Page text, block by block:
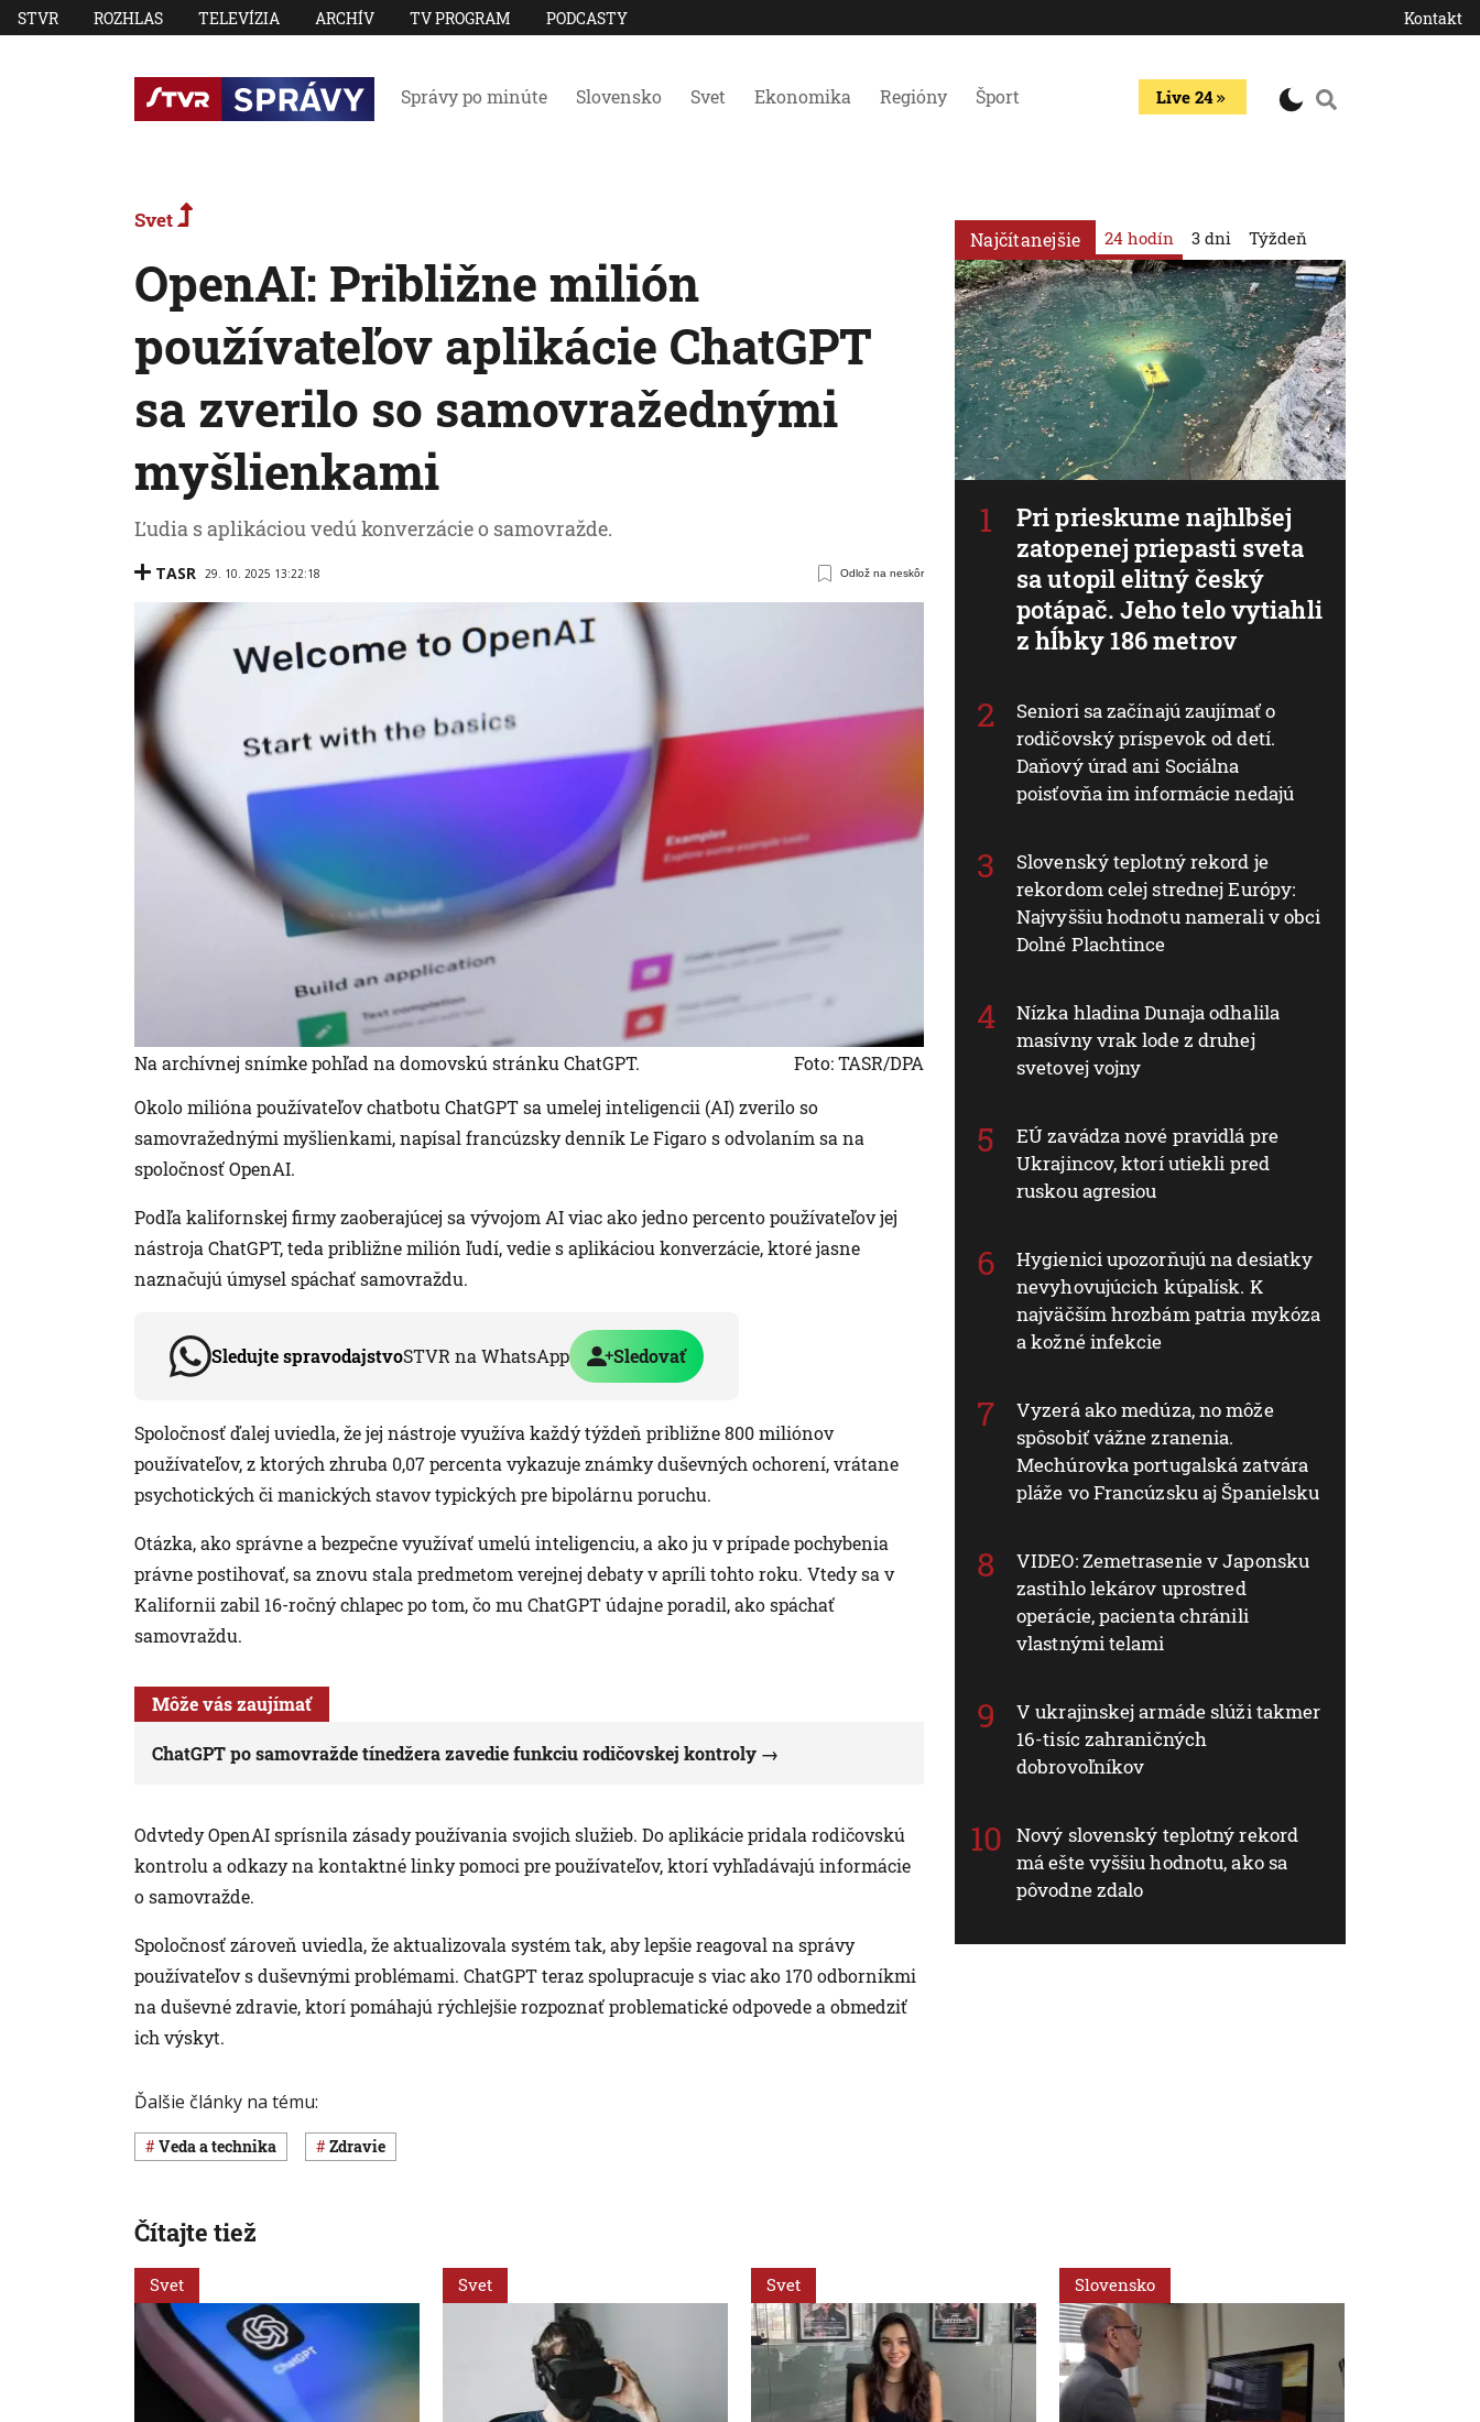
STVR ROZHLAS TELEVÍZIA ARCHÍV TV PROGRAM PODCASTY Kontakt
Správy po minúte Slovensko Svet Ekonomika Regióny Šport Live 24
Svet
OpenAI: Približne milión
používateľov aplikácie ChatGPT
sa zverilo so samovražednými
myšlienkami
Ľudia s aplikáciou vedú konverzácie o samovražde.
TASR 29. 10. 2025 13:22:18 Odlož na neskôr
Na archívnej snímke pohľad na domovskú stránku ChatGPT.
Foto: TASR/DPA
Okolo milióna používateľov chatbotu ChatGPT sa umelej inteligencii (AI) zverilo so
samovražednými myšlienkami, napísal francúzsky denník Le Figaro s odvolaním sa na
spoločnosť OpenAI.
Podľa kalifornskej firmy zaoberajúcej sa vývojom AI viac ako jedno percento používateľov jej
nástroja ChatGPT, teda približne milión ľudí, vedie s aplikáciou konverzácie, ktoré jasne
naznačujú úmysel spáchať samovraždu.
Sledujte spravodajstvoSTVR na WhatsApp Sledovať
Spoločnosť ďalej uviedla, že jej nástroje využíva každý týždeň približne 800 miliónov
používateľov, z ktorých zhruba 0,07 percenta vykazuje známky duševných ochorení, vrátane
psychotických či manických stavov typických pre bipolárnu poruchu.
Otázka, ako správne a bezpečne využívať umelú inteligenciu, a ako ju v prípade pochybenia
právne postihovať, sa znovu stala predmetom verejnej debaty v apríli tohto roku. Vtedy sa v
Kalifornii zabil 16-ročný chlapec po tom, čo mu ChatGPT údajne poradil, ako spáchať
samovraždu.
Môže vás zaujímať
ChatGPT po samovražde tínedžera zavedie funkciu rodičovskej kontroly
Odvtedy OpenAI sprísnila zásady používania svojich služieb. Do aplikácie pridala rodičovskú
kontrolu a odkazy na kontaktné linky pomoci pre používateľov, ktorí vyhľadávajú informácie
o samovražde.
Spoločnosť zároveň uviedla, že aktualizovala systém tak, aby lepšie reagoval na správy
používateľov s duševnými problémami. ChatGPT teraz spolupracuje s viac ako 170 odborníkmi
na duševné zdravie, ktorí pomáhajú rýchlejšie rozpoznať problematické odpovede a obmedziť
ich výskyt.
Ďalšie články na tému:
Veda a technika Zdravie
Najčítanejšie 24 hodín
Pri prieskume najhlbšej
zatopenej priepasti sveta
sa utopil elitný český
potápač. Jeho telo vytiahli
z hĺbky 186 metrov
Seniori sa začínajú zaujímať o
rodičovský príspevok od detí.
Daňový úrad ani Sociálna
poisťovňa im informácie nedajú
Slovenský teplotný rekord je
rekordom celej strednej Európy:
Najvyššiu hodnotu namerali v obci
Dolné Plachtince
Nízka hladina Dunaja odhalila
masívny vrak lode z druhej
svetovej vojny
EÚ zavádza nové pravidlá pre
Ukrajincov, ktorí utiekli pred
ruskou agresiou
Hygienici upozorňujú na desiatky
nevyhovujúcich kúpalísk. K
najväčším hrozbám patria mykóza
a kožné infekcie
Vyzerá ako medúza, no môže
spôsobiť vážne zranenia.
Mechúrovka portugalská zatvára
pláže vo Francúzsku aj Španielsku
VIDEO: Zemetrasenie v Japonsku
zastihlo lekárov uprostred
operácie, pacienta chránili
vlastnými telami
V ukrajinskej armáde slúži takmer
16-tisíc zahraničných
dobrovoľníkov
Nový slovenský teplotný rekord
má ešte vyššiu hodnotu, ako sa
pôvodne zdalo
3 dni Týždeň
Čítajte tiež
Svet Svet Svet Slovensko